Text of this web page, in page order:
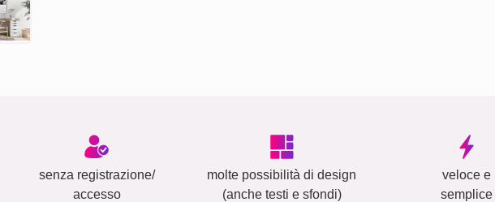
senza registrazione/
accesso
molte possibilità di design
(anche testi e sfondi)
veloce e
semplice